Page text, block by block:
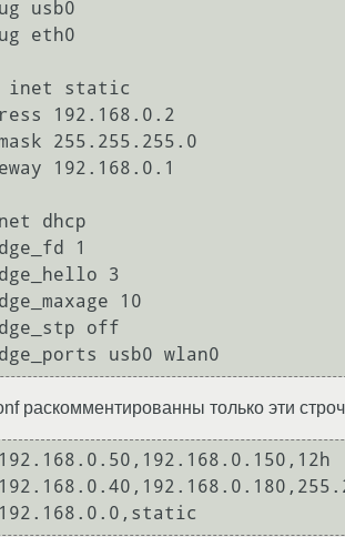
usb0
eth0
inet static
dhcp
bridge_ports usb0 wlan0
раскомментированны только эти